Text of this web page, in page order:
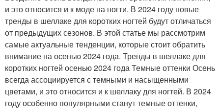
и это относится и к моде на ногти. В 2024 году новые
тренды в шеллаке для коротких ногтей будут отличаться
от предыдущих сезонов. В этой статье мы рассмотрим
самые актуальные тенденции, которые стоит обратить
внимание на осенью 2024 года. Тренды в шеллаке для
коротких ногтей осенью 2024 года Темные оттенки Осень
всегда ассоциируется с темными и насыщенными
цветами, и это относится и к шеллаку для ногтей. В 2024
году особенно популярными станут темные оттенки,